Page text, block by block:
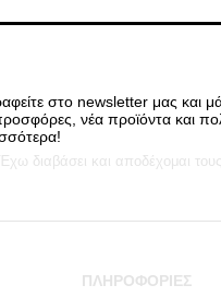
στο newsletter μας και
νέα προϊόντα και
Έχω διαβάσει και αποδέχομαι
ΠΛΗΡΟΦΟΡΙΕΣ